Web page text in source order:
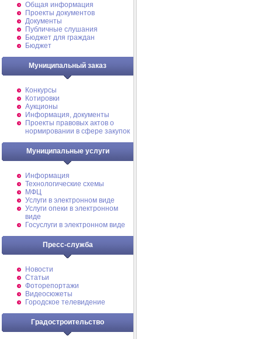
Общая информация
Проекты документов
Документы
Публичные слушания
Бюджет для граждан
Бюджет
Муниципальный заказ
Конкурсы
Котировки
Аукционы
Информация, документы
Проекты правовых актов о
нормировании в сфере закупок
Муниципальные услуги
Информация
Технологические схемы
МФЦ
Услуги в электронном виде
Услуги опеки в электронном
виде
Госуслуги в электронном виде
Пресс-служба
Новости
Статьи
Фоторепортажи
Видеосюжеты
Городское телевидение
Градостроительство